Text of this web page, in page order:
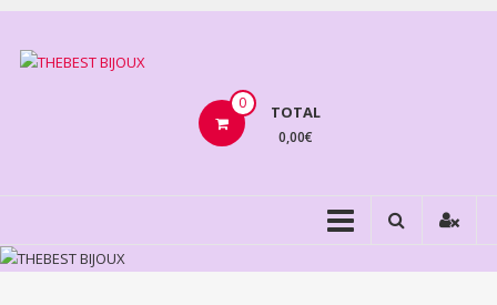
Aller
contenu
BIJOUX
0 TOTAL
0,00€